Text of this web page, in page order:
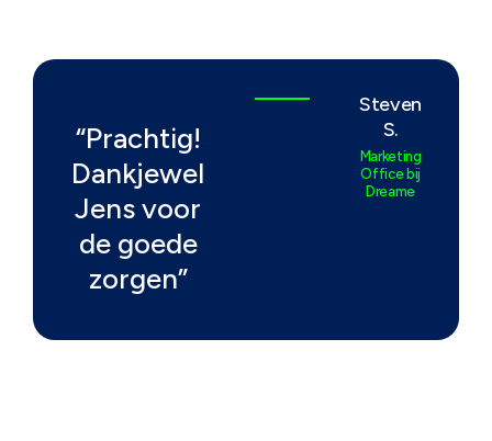
“Prachtig!
Dankjewel
Jens voor
de goede
zorgen”
Steven
S.
Marketing
Office bij
Dreame